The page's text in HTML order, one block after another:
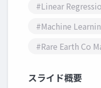
#Linear
#Machine
#Rare Earth Co
スライド概要